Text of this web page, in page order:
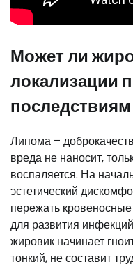
Может ли
локализации
последствиям
Липома –
вреда не наносит,
воспаляется. На
эстетический
пережать
для развития
жировик начинает
тонкий, не составит